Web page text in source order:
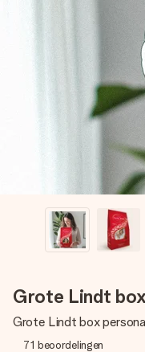
Grote Lindt
Grote Lindt box
71 beoordelingen